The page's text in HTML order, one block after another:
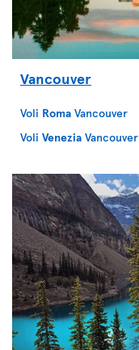
Vancouver
Voli Roma Vancouver
Voli Venezia Vancouver